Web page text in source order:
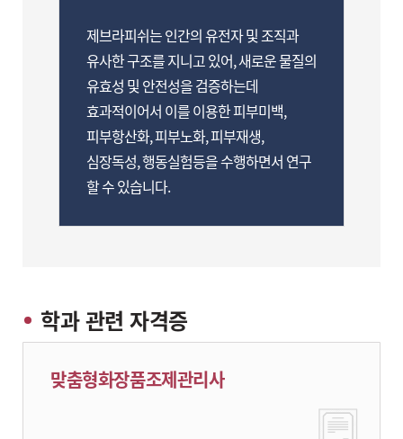
제브라피쉬는 인간의 유전자 및 조직과
유사한 구조를 지니고 있어, 새로운 물질의
유효성 및 안전성을 검증하는데
효과적이어서 이를 이용한 피부미백,
피부항산화, 피부노화, 피부재생,
심장독성, 행동실험등을 수행하면서 연구
할 수 있습니다.
학과 관련 자격증
맞춤형화장품조제관리사